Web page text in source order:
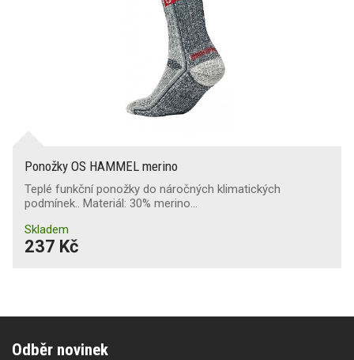
Ponožky OS HAMMEL merino
Teplé funkční ponožky do náročných klimatických
podmínek.. Materiál: 30% merino…
Skladem
237 Kč
Odběr novinek